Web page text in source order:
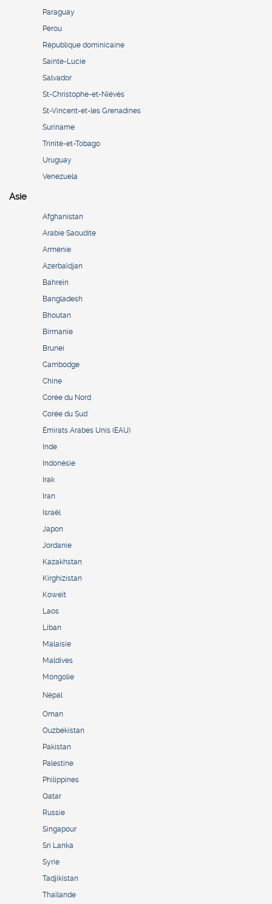
Paraguay
Pérou
République dominicaine
Sainte-Lucie
Salvador
St-Christophe-et-Niévès
St-Vincent-et-les Grenadines
Suriname
Trinité-et-Tobago
Uruguay
Venezuela
Asie
Afghanistan
Arabie Saoudite
Arménie
Azerbaïdjan
Bahreïn
Bangladesh
Bhoutan
Birmanie
Brunei
Cambodge
Chine
Corée du Nord
Corée du Sud
Émirats Arabes Unis (EAU)
Inde
Indonésie
Irak
Iran
Israël
Japon
Jordanie
Kazakhstan
Kirghizistan
Koweït
Laos
Liban
Malaisie
Maldives
Mongolie
Népal
Oman
Ouzbékistan
Pakistan
Palestine
Philippines
Qatar
Russie
Singapour
Sri Lanka
Syrie
Tadjikistan
Thaïlande